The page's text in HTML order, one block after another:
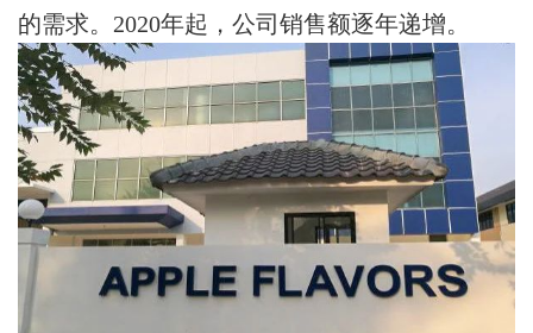
的需求。2020年起，公司销售额逐年递增。